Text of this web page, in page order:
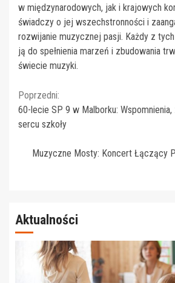
w międzynarodowych, jak i krajowych
świadczy o jej wszechstronności i
rozwijanie muzycznej pasji. Każdy z
ją do spełnienia marzeń i zbudowania
świecie muzyki.
Continue
Reading
Poprzedni:
60-lecie SP 9 w Malborku:
sercu szkoły
Muzyczne Mosty: Koncert Łączący
Aktualności